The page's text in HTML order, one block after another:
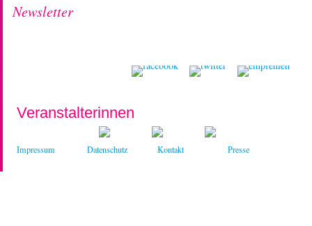
Newsletter
Veranstalterinnen
Impressum Datenschutz Kontakt Presse